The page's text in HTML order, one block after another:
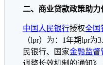
二、商业贷款政策助力
中国人民银行授权全国
（lpr）为：1年期lpr为
民银行、国家金融监督
调整长效机制的通知